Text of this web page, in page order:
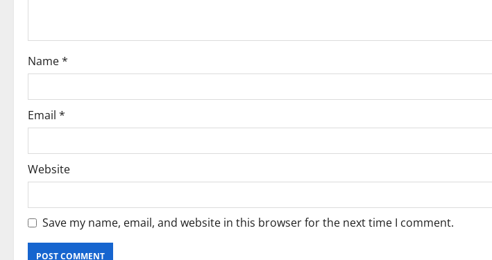
i
o
n
Name*
Email *
Website
Save my name, email, and website in this browser for the next time I comment.